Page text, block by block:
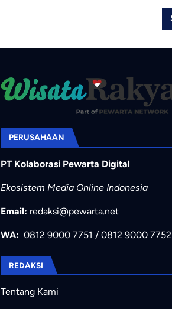
PERUSAHAAN
PT Kolaborasi Pewarta Digital
Ekosistem Media Online Indonesia
Email: redaksi@pewarta.net
WA: 0812 9000 7751 / 0812 9000 7752
REDAKSI
Tentang Kami